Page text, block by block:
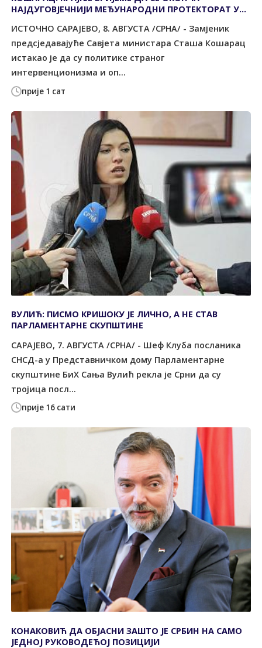
прије 1 сат
НАЈДУГОВЈЕЧНИЈИ МЕЂУНАРОДНИ ПРОТЕКТОРАТ У
ИСТОЧНО САРАЈЕВО, 8. АВГУСТА /СРНА/ - Замјеник
предсједавајуће Савјета министара Сташа Кошарац
истакао је да су политике страног
интервенционизма и оп...
прије 16 сати
ВУЛИЋ: ПИСМО КРИШОКУ ЈЕ ЛИЧНО, А НЕ СТАВ
ПАРЛАМЕНТАРНЕ СКУПШТИНЕ
САРАЈЕВО, 7. АВГУСТА /СРНА/ - Шеф Клуба посланика
СНСД-а у Представничком дому Парламентарне
скупштине БиХ Сања Вулић рекла је Срни да су
тројица посл...
КОНАКОВИЋ ДА ОБЈАСНИ ЗАШТО ЈЕ СРБИН НА САМО
ЈЕДНОЈ РУКОВОДЕЋОЈ ПОЗИЦИЈИ